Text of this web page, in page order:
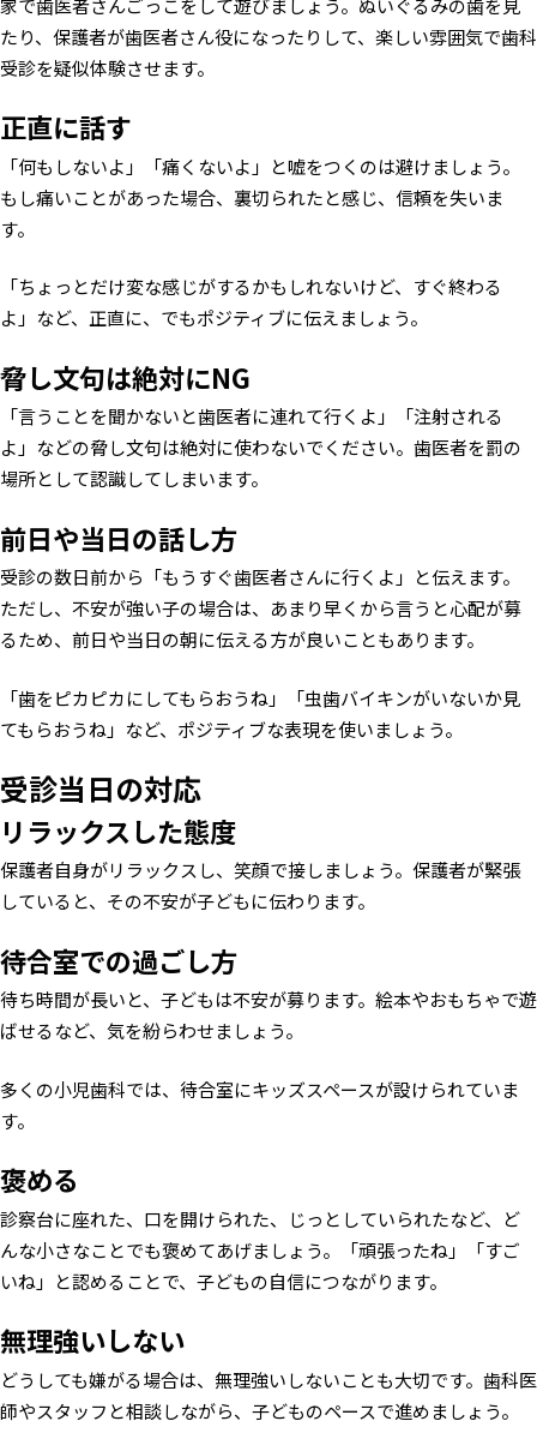
たり、保護者が歯医者さん役になったりして、楽しい雰囲気で歯科
受診を疑似体験させます。
正直に話す
「何もしないよ」「痛くないよ」と嘘をつくのは避けましょう。
もし痛いことがあった場合、裏切られたと感じ、信頼を失いま
す。
「ちょっとだけ変な感じがするかもしれないけど、すぐ終わる
よ」など、正直に、でもポジティブに伝えましょう。
脅し文句は絶対にNG
「言うことを聞かないと歯医者に連れて行くよ」「注射される
よ」などの脅し文句は絶対に使わないでください。歯医者を罰の
場所として認識してしまいます。
前日や当日の話し方
受診の数日前から「もうすぐ歯医者さんに行くよ」と伝えます。
ただし、不安が強い子の場合は、あまり早くから言うと心配が募
るため、前日や当日の朝に伝える方が良いこともあります。
「歯をピカピカにしてもらおうね」「虫歯バイキンがいないか見
てもらおうね」など、ポジティブな表現を使いましょう。
受診当日の対応
リラックスした態度
保護者自身がリラックスし、笑顔で接しましょう。保護者が緊張
していると、その不安が子どもに伝わります。
待合室での過ごし方
待ち時間が長いと、子どもは不安が募ります。絵本やおもちゃで遊
ばせるなど、気を紛らわせましょう。
多くの小児歯科では、待合室にキッズスペースが設けられていま
す。
褒める
診察台に座れた、口を開けられた、じっとしていられたなど、ど
んな小さなことでも褒めてあげましょう。「頑張ったね」「すご
いね」と認めることで、子どもの自信につながります。
無理強いしない
どうしても嫌がる場合は、無理強いしないことも大切です。歯科医
師やスタッフと相談しながら、子どものペースで進めましょう。